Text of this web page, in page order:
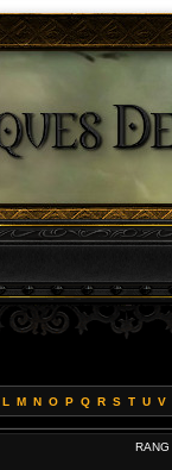
L M N O P Q R S T U V
RANG